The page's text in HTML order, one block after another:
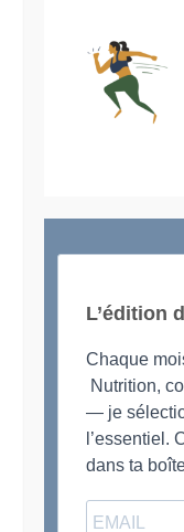
Le Magazine
Je suis Evy,
l’accompagnement
L’édition
Chaque
Nutrition,
— je
l’essentiel.
dans ta